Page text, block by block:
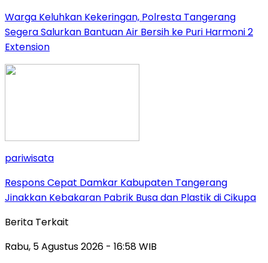
Warga Keluhkan Kekeringan, Polresta Tangerang
Segera Salurkan Bantuan Air Bersih ke Puri Harmoni 2
Extension
pariwisata
Respons Cepat Damkar Kabupaten Tangerang
Jinakkan Kebakaran Pabrik Busa dan Plastik di Cikupa
Berita Terkait
Rabu, 5 Agustus 2026 - 16:58 WIB